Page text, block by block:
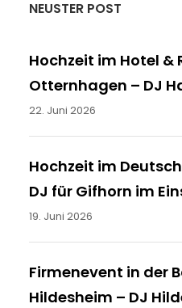
NEUSTER POST
Hochzeit im Hotel &
Otternhagen – DJ
22. Juni 2026
Hochzeit im
DJ für Gifhorn im
19. Juni 2026
Firmenevent in der
Hildesheim – DJ